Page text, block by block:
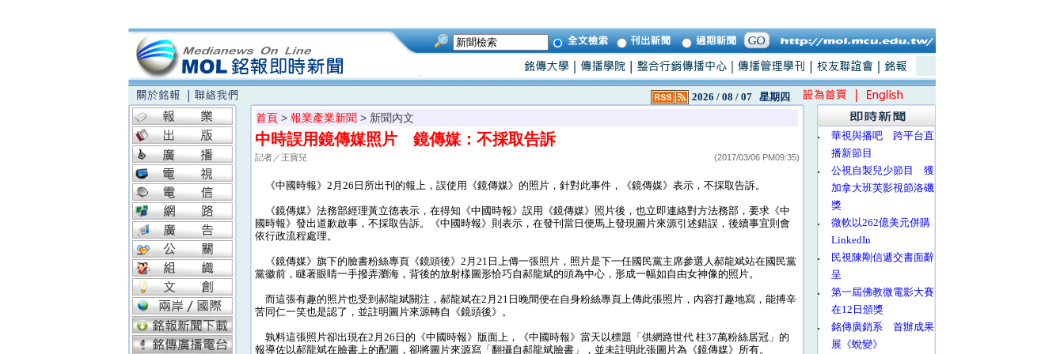
2026 / 08 / 07 星期四
首頁 > 報業產業新聞 > 新聞內文
中時誤用鏡傳媒照片 鏡傳媒：不採取告訴
記者／王寶兒 (2017/03/06 PM09:35)
《中國時報》2月26日所出刊的報上，誤使用《鏡傳媒》的照片，針對此事件，《鏡傳媒》表示，不採取告訴。
《鏡傳媒》法務部經理黃立德表示，在得知《中國時報》誤用《鏡傳媒》照片後，也立即連絡對方法務部，要求《中
國時報》發出道歉啟事，不採取告訴。《中國時報》則表示，在發刊當日便馬上發現圖片來源引述錯誤，後續事宜則會
依行政流程處理。
《鏡傳媒》旗下的臉書粉絲專頁《鏡頭後》2月21日上傳一張照片，照片是下一任國民黨主席參選人郝龍斌站在國民黨
黨徽前，瞇著眼睛一手撥弄瀏海，背後的放射樣圖形恰巧自郝龍斌的頭為中心，形成一幅如自由女神像的照片。
而這張有趣的照片也受到郝龍斌關注，郝龍斌在2月21日晚間便在自身粉絲專頁上傳此張照片，內容打趣地寫，能搏辛
苦同仁一笑也是認了，並註明圖片來源轉自《鏡頭後》。
孰料這張照片卻出現在2月26日的《中國時報》版面上，《中國時報》當天以標題「供網路世代 柱37萬粉絲居冠」的
報導佐以郝龍斌在臉書上的配圖，卻將圖片來源寫「翻攝自郝龍斌臉書」，並未註明此張圖片為《鏡傳媒》所有。
‧
華視與播吧 跨平台直
播新節目
‧
公視自製兒少節目 獲
加拿大班芙影視節洛磯
獎
‧
微軟以262億美元併購
LinkedIn
‧
民視陳剛信遞交書面辭
呈
‧
第一屆佛教微電影大賽
在12日頒獎
‧
銘傳廣銷系 首辦成果
展《蛻變》